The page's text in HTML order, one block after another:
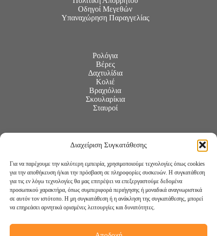
Διαχείριση Συγκατάθεσης
Για να παρέχουμε την καλύτερη εμπειρία, χρησιμοποιούμε τεχνολογίες όπως cookies
για την αποθήκευση ή/και την πρόσβαση σε πληροφορίες συσκευών. Η συγκατάθεση
για τις εν λόγω τεχνολογίες θα μας επιτρέψει να επεξεργαστούμε δεδομένα
προσωπικού χαρακτήρα, όπως συμπεριφορά περιήγησης ή μοναδικά αναγνωριστικά
σε αυτόν τον ιστότοπο. Η μη συγκατάθεση ή η ανάκληση της συγκατάθεσης, μπορεί
να επηρεάσει αρνητικά ορισμένες λειτουργίες και δυνατότητες.
Οδηγοί Μεγεθών
Υπαναχώρηση Παραγγελίας
Ρολόγια
Βέρες
Δαχτυλίδια
Κολιέ
Βραχιόλια
Σκουλαρίκια
Σταυροί